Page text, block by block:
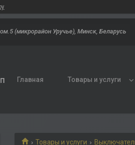
(микрорайон Уручье), Минск, Беларусь
Главная Товары и услуги
Товары и услуги